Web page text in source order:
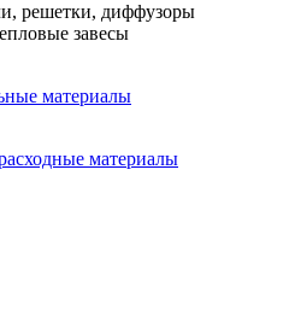
решетки, диффузоры
завесы
материалы
материалы